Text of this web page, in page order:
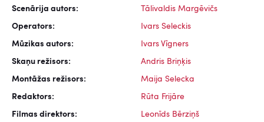
Scenārija autors: Tālivaldis Margēvičs
Operators: Ivars Seleckis
Mūzikas autors: Ivars Vīgners
Skaņu režisors: Andris Briņķis
Montāžas režisors: Maija Selecka
Redaktors: Rūta Frijāre
Filmas direktors: Leonīds Bērziņš